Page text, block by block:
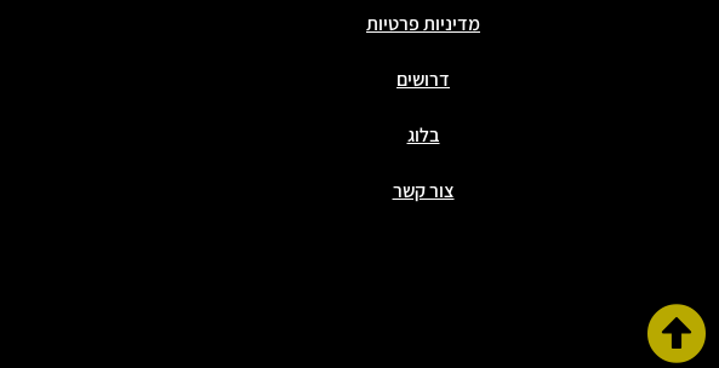
מדיניות פרטיות
דרושים
בלוג
צור קשר